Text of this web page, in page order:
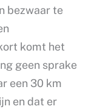
bezwaar te
komt het
geen sprake
een 30 km
en dat er